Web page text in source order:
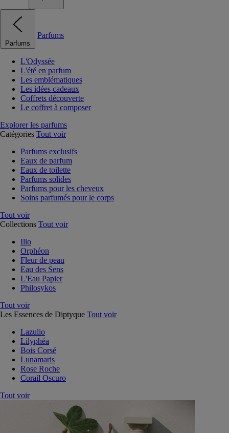
Parfums
Parfums
L'Odyssée
L'été en parfum
Les emblématiques
Les idées cadeaux
Coffrets découverte
Le coffret à composer
Explorer les parfums
Catégories Tout voir
Parfums exclusifs
Eaux de parfum
Eaux de toilette
Parfums solides
Parfums pour les cheveux
Soins parfumés pour le corps
Tout voir
Collections Tout voir
Ilio
Orphéon
Fleur de peau
Eau des Sens
L'Eau Papier
Philosykos
Tout voir
Les Essences de Diptyque Tout voir
Lazulio
Lilyphéa
Bois Corsé
Lunamaris
Rose Roche
Corail Oscuro
Tout voir